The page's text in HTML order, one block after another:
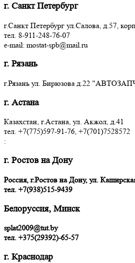
г. Санкт Петербург
г.Санкт Петербург ул.Салова, д.57,
тел. 8-911-248-76-07
e-mail: mostat-spb@mail.ru
г. Рязань
г.Рязань ул. Бирюзова д.22
г. Астана
Казахстан, г.Астана, ул. Акжол, д.41
тел. +7(775)597-91-76, +7(701)7528572
:
г. Ростов на Дону
Россия, г.Ростов на Дону, ул.
тел. +7(938)515-9439
Белоруссия, Минск
splat2009@tut.by
тел. +375(29392)-65-57
г. Краснодар